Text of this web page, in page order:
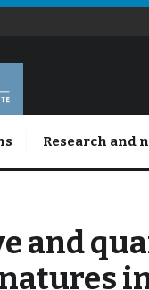
Research and
and